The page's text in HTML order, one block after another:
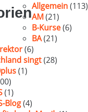
Allgemein(113)
AM(21)
B-Kurse(6)
BA(21)
(6)
singt(28)
(1)
(1)
Blog(4)